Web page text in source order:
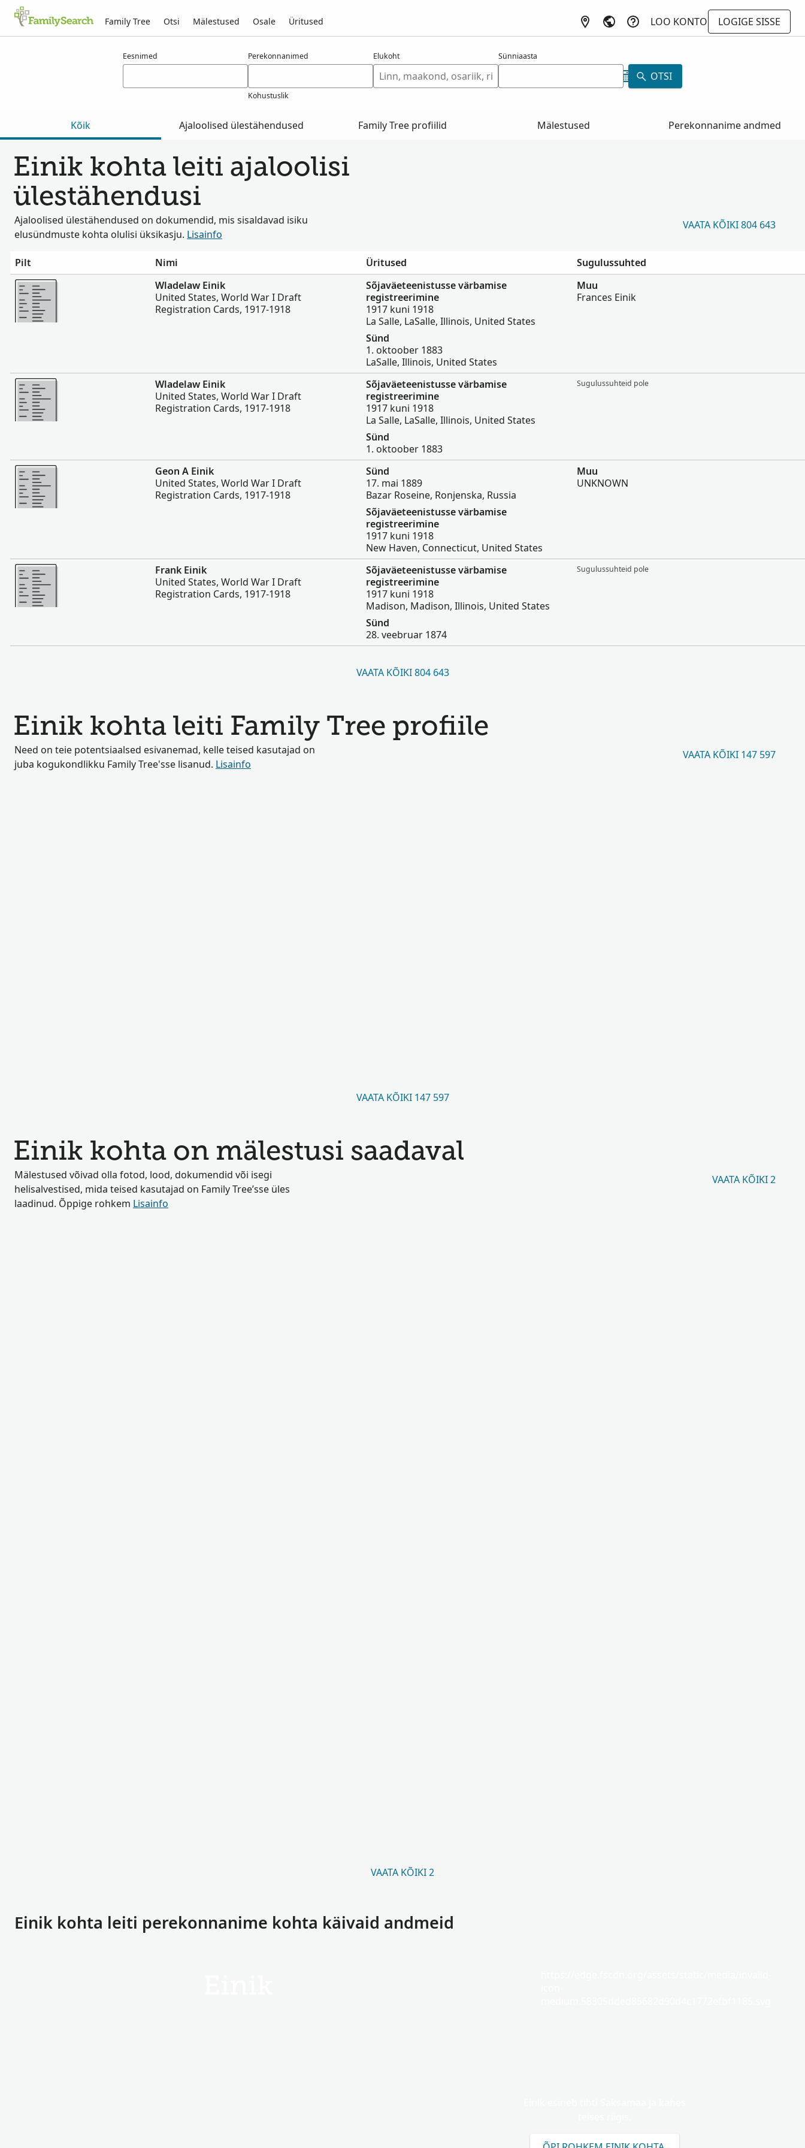
Family Tree Otsi Mälestused Osale Üritused LOO KONTO
LOGIGE SISSE
Eesnimed Perekonnanimed
Kohustuslik
Elukoht Sünniaasta
OTSI
Kõik Ajaloolised ülestähendused Family Tree profiilid Mälestused Perekonnanime andmed
Einik kohta leiti ajaloolisi
ülestähendusi
Ajaloolised ülestähendused on dokumendid, mis sisaldavad isiku
elusündmuste kohta olulisi üksikasju. Lisainfo
VAATA KÕIKI 804 643
Pilt Nimi Üritused
Sugulussuhted
Rohkem
Wladelaw Einik
United States, World War I Draft
Registration Cards, 1917-1918
Sõjaväeteenistusse värbamise
registreerimine
1917 kuni 1918
La Salle, LaSalle, Illinois, United States
Sünd
1. oktoober 1883
LaSalle, Illinois, United States
Muu
Frances Einik
Rohkem
Wladelaw Einik
United States, World War I Draft
Registration Cards, 1917-1918
Sõjaväeteenistusse värbamise
registreerimine
1917 kuni 1918
La Salle, LaSalle, Illinois, United States
Sünd
1. oktoober 1883
Sugulussuhteid pole
Rohkem
Geon A Einik
United States, World War I Draft
Registration Cards, 1917-1918
Sünd
17. mai 1889
Bazar Roseine, Ronjenska, Russia
Sõjaväeteenistusse värbamise
registreerimine
1917 kuni 1918
New Haven, Connecticut, United States
Muu
UNKNOWN
Rohkem
Frank Einik
United States, World War I Draft
Registration Cards, 1917-1918
Sõjaväeteenistusse värbamise
registreerimine
1917 kuni 1918
Madison, Madison, Illinois, United States
Sünd
28. veebruar 1874
Sugulussuhteid pole
VAATA KÕIKI 804 643
Einik kohta leiti Family Tree profiile
Need on teie potentsiaalsed esivanemad, kelle teised kasutajad on
juba kogukondlikku Family Tree'sse lisanud. Lisainfo
VAATA KÕIKI 147 597
VAATA KÕIKI 147 597
Einik kohta on mälestusi saadaval
Mälestused võivad olla fotod, lood, dokumendid või isegi
helisalvestised, mida teised kasutajad on Family Tree’sse üles
laadinud. Õppige rohkem Lisainfo
VAATA KÕIKI 2
VAATA KÕIKI 2
Einik kohta leiti perekonnanime kohta käivaid andmeid